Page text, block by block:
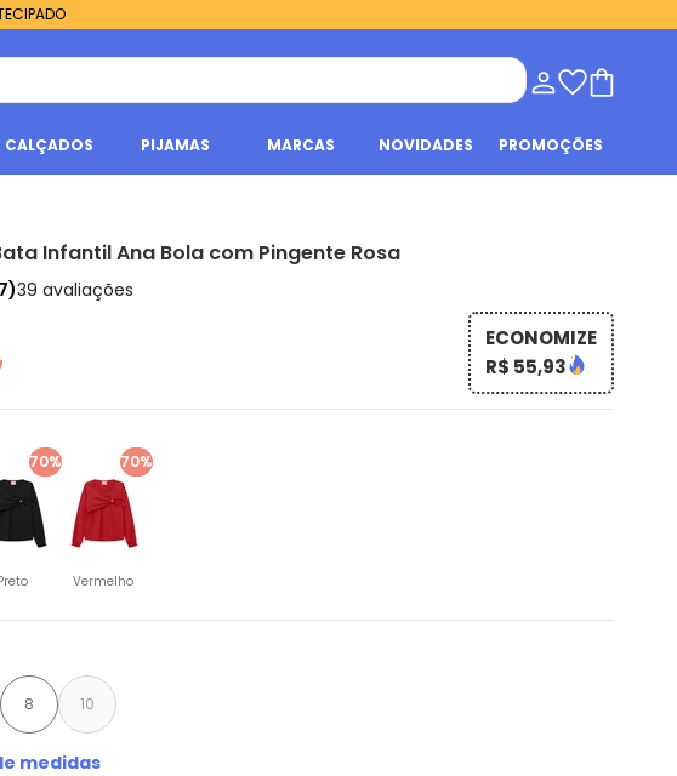
CALÇADOS PIJAMAS MARCAS NOVIDADES PROMOÇÕES
Infantil Ana Bola com Pingente Rosa
)39 avaliações
ECONOMIZE
R$ 55,93
70% 70%
Vermelho
8 10
medidas